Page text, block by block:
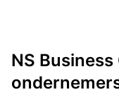
NS